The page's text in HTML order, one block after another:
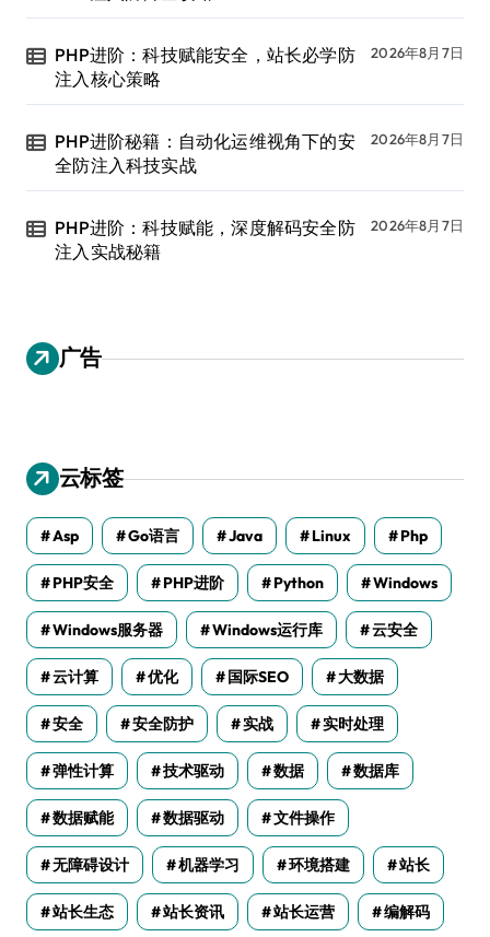
PHP进阶：科技赋能安全，站长必学防
注入核心策略
2026年8月7日
PHP进阶秘籍：自动化运维视角下的安
全防注入科技实战
2026年8月7日
PHP进阶：科技赋能，深度解码安全防
注入实战秘籍
2026年8月7日
广告
云标签
Asp Go语言 Java Linux Php
PHP安全 PHP进阶 Python Windows
Windows服务器 Windows运行库 云安全
云计算 优化 国际SEO 大数据
安全 安全防护 实战 实时处理
弹性计算 技术驱动 数据 数据库
数据赋能 数据驱动 文件操作
无障碍设计 机器学习 环境搭建 站长
站长生态 站长资讯 站长运营 编解码